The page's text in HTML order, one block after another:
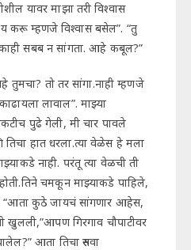
यावर माझा तरी विश्वास
करू म्हणजे विश्वास बसेल”. “तु
सबब न सांगता. आहे कबूल?”
तो तर सांगा.नाही म्हणजे
लावाल”. माझ्या
पुढे गेली, मी चार पावले
हात धरला.त्या वेळेस हे मला
नाही. परंतू त्या वेळची ती
चमकून माझ्याकडे पाहिले,
“आता कुठे जायचं सांगणार आहेस,
खुलली,”आपण गिरगाव चौपाटीवर
आता तिचा रुसवा